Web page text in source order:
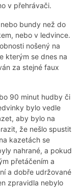
v přehrávači.
bundy než do
nebo v ledvince.
nošený na
kterým se dnes na
za stejné faux
90 minut hudby či
bylo vedle
aby bylo na
že nešlo spustit
kazetách se
nahrané, a pokud
přetáčením a
a dobře udržované
zpravidla nebylo